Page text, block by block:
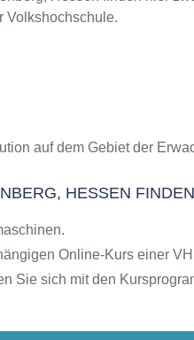
der VHS
Volkshochschule.
auf dem Gebiet der
HESSEN FINDEN
Online-Kurs einer
Sie sich mit den